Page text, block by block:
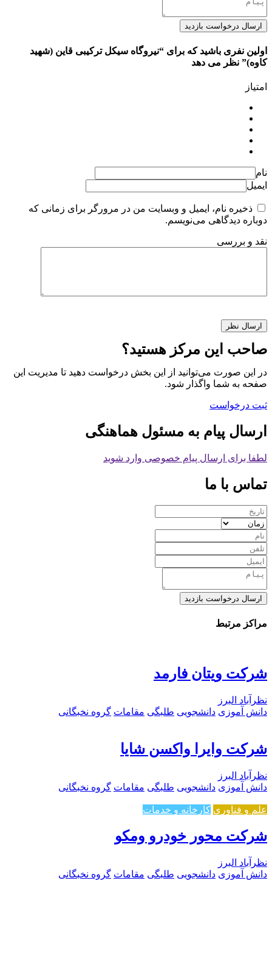
ارسال درخواست بازدید
اولین نفری باشید که برای “نیروگاه سیکل ترکیبی قاین (شهید
کاوه)” نظر می دهد
امتیاز
نام
ایمیل
ذخیره نام، ایمیل و وبسایت من در مرورگر برای زمانی که
دوباره دیدگاهی می‌نویسم.
نقد و بررسی
صاحب این مرکز هستید؟
در این صورت می‌توانید از این بخش درخواست دهید تا مدیریت این
صفحه به شما واگذار شود.
ثبت درخواست
ارسال پیام به مسئول هماهنگی
لطفا برای ارسال پیام خصوصی وارد شوید
تماس با ما
ارسال درخواست بازدید
مراکز مرتبط
شرکت ویتان فارمد
نظرآباد البرز
دانش آموزی دانشجویی طلبگی مقامات گروه نخبگانی
شرکت وایرا واکسن شایا
نظرآباد البرز
دانش آموزی دانشجویی طلبگی مقامات گروه نخبگانی
علم و فناوری کارخانه و خدمات
شرکت محور خودرو ومکو
نظرآباد البرز
دانش آموزی دانشجویی طلبگی مقامات گروه نخبگانی